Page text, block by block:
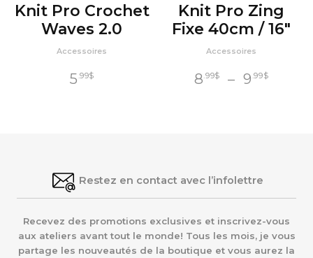
Knit Pro Crochet
Waves 2.0
Accessoires
5 .99$
Knit Pro Zing
Fixe 40cm / 16″
Accessoires
8.99$ – 9 .99$Plage
Restez en contact avec l’infolettre
Recevez des promotions exclusives et inscrivez-vous
aux ateliers avant tout le monde! Tous les mois, je vous
partage les nouveautés de la boutique et vous aurez la